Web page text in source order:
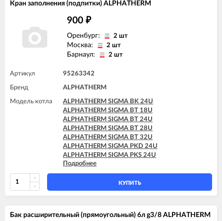
Кран заполнения (подпитки) ALPHATHERM
900 ₽
Оренбург: 2 шт
Москва: 2 шт
Барнаул: 2 шт
Артикул 95263342
Бренд ALPHATHERM
Модель котла
ALPHATHERM SIGMA BK 24U
ALPHATHERM SIGMA BT 18U
ALPHATHERM SIGMA BT 24U
ALPHATHERM SIGMA BT 28U
ALPHATHERM SIGMA BT 32U
ALPHATHERM SIGMA PKD 24U
ALPHATHERM SIGMA PKS 24U
ALPHATHERM SIGMA PTD 24U
ALPHATHERM SIGMA PTD 28U
ALPHATHERM SIGMA PTS 18U
ALPHATHERM SIGMA PTS 24U
Подробнее
КУПИТЬ
Бак расширительный (прямоугольный) 6л g3/8 ALPHATHERM